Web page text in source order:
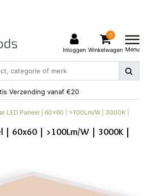
Inloggen
0
Winkelwagen Menu
Verzending vanaf €20
LED Paneel | 60x60 | >100Lm/W | 3000K |
| 60x60 | >100Lm/W | 3000K |